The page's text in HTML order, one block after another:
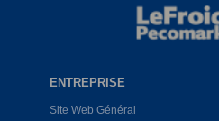
ENTREPRISE
Site Web Général